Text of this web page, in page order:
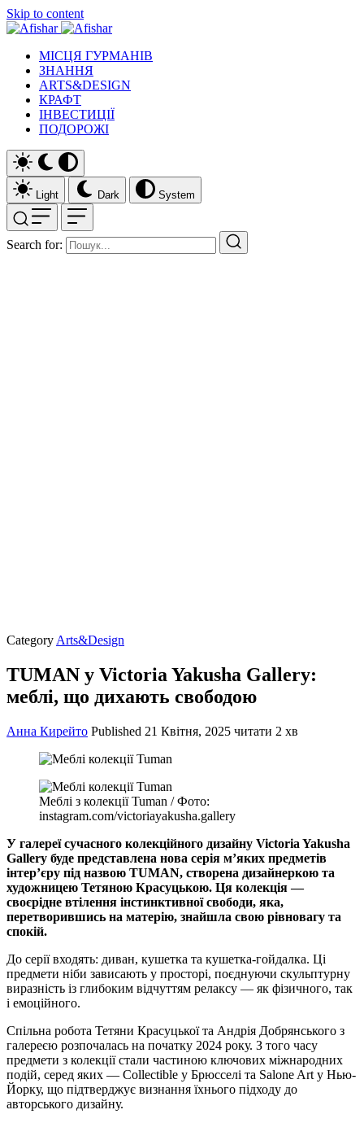
Skip to content
МІСЦЯ ГУРМАНІВ
ЗНАННЯ
ARTS&DESIGN
КРАФТ
ІНВЕСТИЦІЇ
ПОДОРОЖІ
Light Dark System
Search for:
Category Arts&Design
TUMAN у Victoria Yakusha Gallery:
меблі, що дихають свободою
Анна Кирейто Published 21 Квітня, 2025 читати 2 хв
Меблі з колекції Tuman / Фото:
instagram.com/victoriayakusha.gallery
У галереї сучасного колекційного дизайну Victoria Yakusha
Gallery буде представлена нова серія м’яких предметів
інтер’єру під назвою TUMAN, створена дизайнеркою та
художницею Тетяною Красуцькою. Ця колекція —
своєрідне втілення інстинктивної свободи, яка,
перетворившись на матерію, знайшла свою рівновагу та
спокій.
До серії входять: диван, кушетка та кушетка-гойдалка. Ці
предмети ніби зависають у просторі, поєднуючи скульптурну
виразність із глибоким відчуттям релаксу — як фізичного, так
і емоційного.
Спільна робота Тетяни Красуцької та Андрія Добрянського з
галереєю розпочалась на початку 2024 року. З того часу
предмети з колекції стали частиною ключових міжнародних
подій, серед яких — Collectible у Брюсселі та Salone Art у Нью-
Йорку, що підтверджує визнання їхнього підходу до
авторського дизайну.